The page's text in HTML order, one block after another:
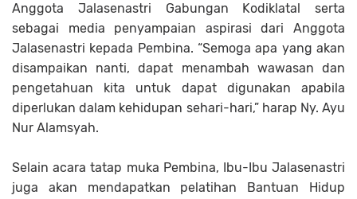
Anggota Jalasenastri Gabungan Kodiklatal serta
sebagai media penyampaian aspirasi dari Anggota
Jalasenastri kepada Pembina. “Semoga apa yang akan
disampaikan nanti, dapat menambah wawasan dan
pengetahuan kita untuk dapat digunakan apabila
diperlukan dalam kehidupan sehari-hari,” harap Ny. Ayu
Nur Alamsyah.
Selain acara tatap muka Pembina, Ibu-Ibu Jalasenastri
juga akan mendapatkan pelatihan Bantuan Hidup